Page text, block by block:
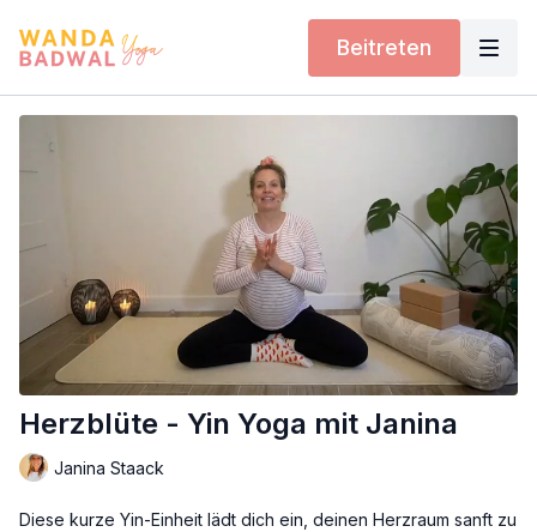
Beitreten
Herzblüte - Yin Yoga mit Janina
Janina Staack
Diese kurze Yin-Einheit lädt dich ein, deinen Herzraum sanft zu